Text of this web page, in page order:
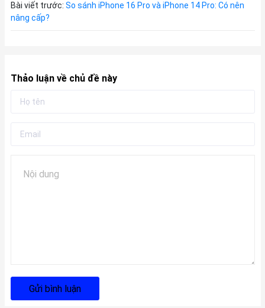
Bài viết trước: So sánh iPhone 16 Pro và iPhone 14 Pro: Có nên
nâng cấp?
Thảo luận về chủ đề này
Gửi bình luận